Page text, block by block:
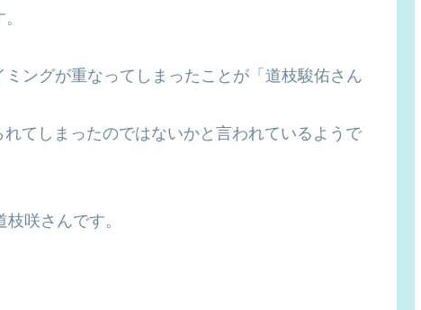
ングが重なってしまったことが「道枝駿佑さん
てしまったのではないかと言われているようで
咲さんです。